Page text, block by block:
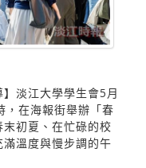
】淡江大學學生會5月
在海報街舉辦「春
初夏、在忙碌的校
溫度與慢步調的午